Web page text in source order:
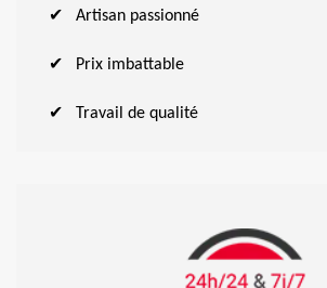
Artisan passionné
Prix imbattable
Travail de qualité